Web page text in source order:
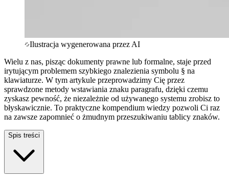
Ilustracja wygenerowana przez AI
Wielu z nas, pisząc dokumenty prawne lub formalne, staje przed
irytującym problemem szybkiego znalezienia symbolu § na
klawiaturze. W tym artykule przeprowadzimy Cię przez
sprawdzone metody wstawiania znaku paragrafu, dzięki czemu
zyskasz pewność, że niezależnie od używanego systemu zrobisz to
błyskawicznie. To praktyczne kompendium wiedzy pozwoli Ci raz
na zawsze zapomnieć o żmudnym przeszukiwaniu tablicy znaków.
Spis treści